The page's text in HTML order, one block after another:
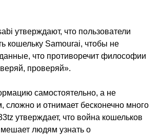
утверждают, что пользователи
кошельку Samourai, чтобы не
что противоречит философии
проверяй».
самостоятельно, а не
сложно и отнимает бесконечно много
утверждает, что война кошельков
людям узнать о